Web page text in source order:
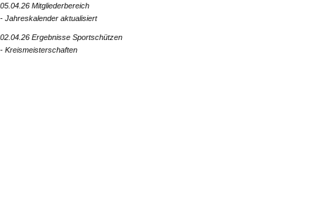
05.04.26 Mitgliederbereich
- Jahreskalender aktualisiert
02.04.26 Ergebnisse Sportschützen
- Kreismeisterschaften